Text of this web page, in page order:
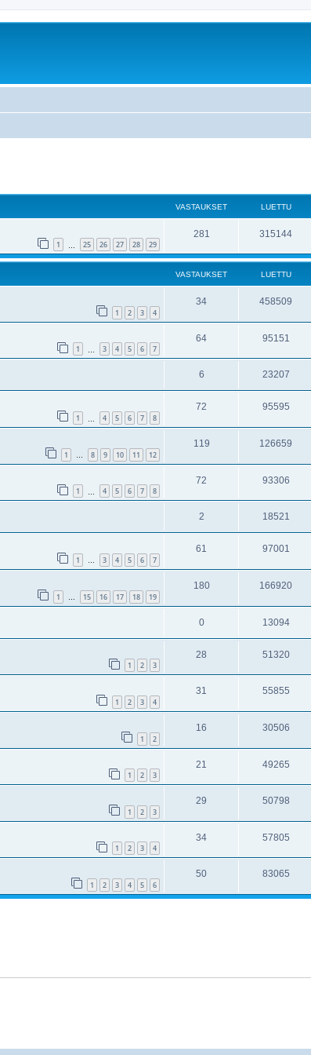
VASTAUKSET LUETTU
1 25 26 27 28 29
281 315144
VASTAUKSET LUETTU
1 2 3 4
34 458509
1 3 4 5 6 7
64 95151
6 23207
1 4 5 6 7 8
72 95595
1 … 8 9 10 11 12
119 126659
1 4 5 6 7 8
72 93306
2 18521
1 … 3 4 5 6 7
61 97001
1 … 15 16 17 18 19
180 166920
0 13094
1 2 3
28 51320
1 2 3 4
31 55855
1 2
16 30506
1 2 3
21 49265
1 2 3
29 50798
1 2 3 4
34 57805
1 2 3 4 5 6
50 83065